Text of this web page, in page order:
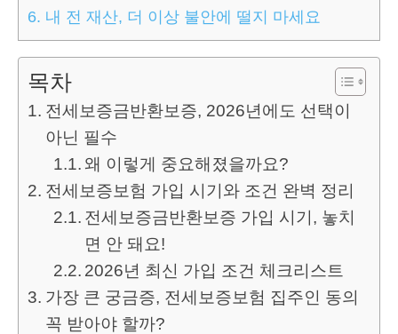
6. 내 전 재산, 더 이상 불안에 떨지 마세요
목차
전세보증금반환보증, 2026년에도 선택이
아닌 필수
왜 이렇게 중요해졌을까요?
전세보증보험 가입 시기와 조건 완벽 정리
전세보증금반환보증 가입 시기, 놓치
면 안 돼요!
2026년 최신 가입 조건 체크리스트
가장 큰 궁금증, 전세보증보험 집주인 동의
꼭 받아야 할까?